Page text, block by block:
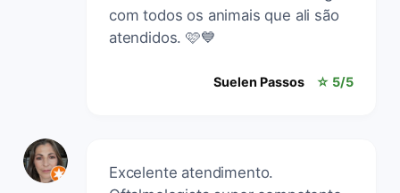
com todos os animais que ali são
atendidos. 🩷💙
Suelen Passos ☆ 5/5
Excelente atendimento.